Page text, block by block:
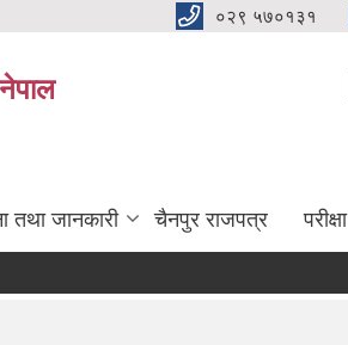
०२९ ५७०१३१
तथा जानकारी चैनपुर राजपत्र परीक्षा